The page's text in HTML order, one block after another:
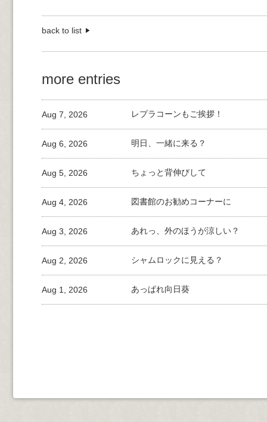
back to list
more entries
レプラコーンもご挨拶！
Aug 7, 2026
明日、一緒に来る？
Aug 6, 2026
ちょっと背伸びして
Aug 5, 2026
図書館のお勧めコーナーに
Aug 4, 2026
あれっ、外のほうが涼しい？
Aug 3, 2026
シャムロックに見える？
Aug 2, 2026
あっぱれ向日葵
Aug 1, 2026